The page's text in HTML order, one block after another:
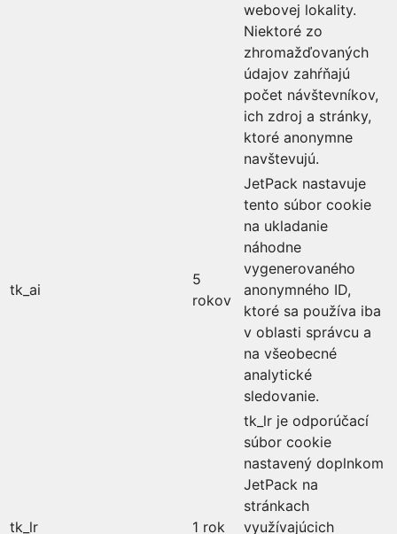
webovej lokality.
Niektoré zo
zhromažďovaných
údajov zahŕňajú
počet návštevníkov,
ich zdroj a stránky,
ktoré anonymne
navštevujú.
tk_ai
5
rokov
JetPack nastavuje
tento súbor cookie
na ukladanie
náhodne
vygenerovaného
anonymného ID,
ktoré sa používa iba
v oblasti správcu a
na všeobecné
analytické
sledovanie.
tk_lr 1 rok
tk_lr je odporúčací
súbor cookie
nastavený doplnkom
JetPack na
stránkach
využívajúcich